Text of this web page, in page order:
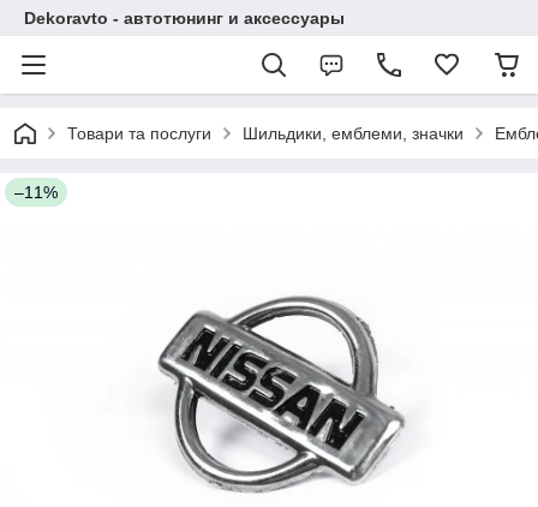
Dekoravto - автотюнинг и аксессуары
Товари та послуги Шильдики, емблеми, значки
–11%